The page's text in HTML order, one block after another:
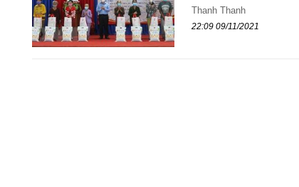
Thanh Thanh
22:09 09/11/2021